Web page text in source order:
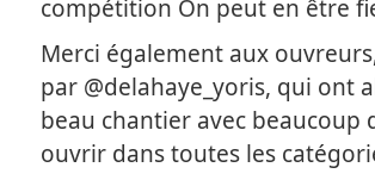
compétition On peut en être
Merci également aux
par @delahaye_yoris, qui ont
beau chantier avec beaucoup
ouvrir dans toutes les